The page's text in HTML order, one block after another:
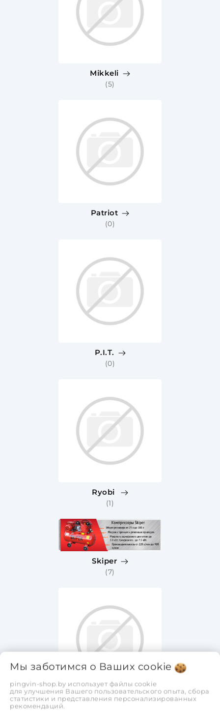
Mikkeli
(5)
Patriot
(0)
P.I.T.
(0)
Ryobi
(1)
Skiper
(7)
Watt
Мы заботимся о Ваших cookie
pingvin-shop.by использует файлы cookie
для улучшения Вашего пользовательского опыта, сбора
статистики и представления персонализированных
рекомендаций.